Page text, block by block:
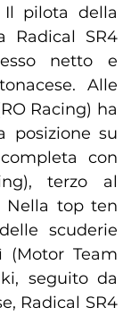
Il pilota della
Radical SR4
netto e
Alle
Racing) ha
posizione su
con
terzo al
Nella top ten
scuderie
(Motor Team
seguito da
Radical SR4